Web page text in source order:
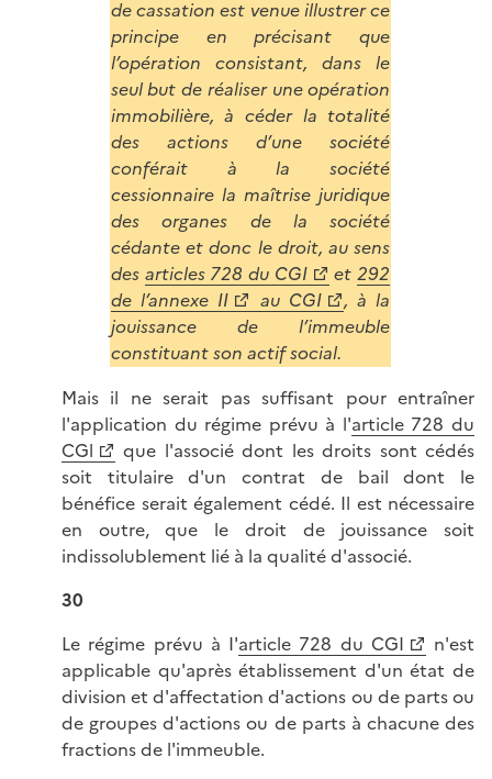
de cassation est venue illustrer ce
principe en précisant que
l’opération consistant, dans le
seul but de réaliser une opération
immobilière, à céder la totalité
des actions d’une société
conférait à la société
cessionnaire la maîtrise juridique
des organes de la société
cédante et donc le droit, au sens
des articles 728 du CGI et292
de l’annexe II
au CGI
, à la
jouissance de l’immeuble
constituant son actif social.
Mais il ne serait pas suffisant pour entraîner
l'application du régime prévu à l'article 728 du
CGl
que l'associé dont les droits sont cédés
soit titulaire d'un contrat de bail dont le
bénéfice serait également cédé. Il est nécessaire
en outre, que le droit de jouissance soit
indissolublement lié à la qualité d'associé.
30
Le régime prévu à I'article 728 du CGI
n'est
applicable qu'après établissement d'un état de
division et d'affectation d'actions ou de parts ou
de groupes d'actions ou de parts à chacune des
fractions de l'immeuble.